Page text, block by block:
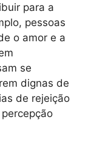
para a
pessoas
o amor e a
se
dignas de
de rejeição